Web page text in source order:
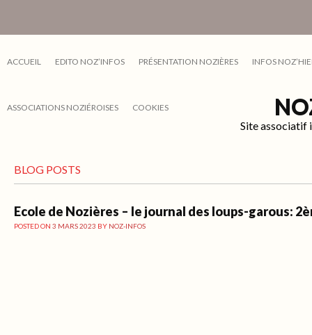
ACCUEIL EDITO NOZ’INFOS PRÉSENTATION NOZIÈRES INFOS
ASSOCIATIONS NOZIÉROISES COOKIES
Site associatif
BLOG POSTS
Ecole de Nozières – le journal des loups-garous:
POSTED ON 3 MARS 2023 BY NOZ-INFOS